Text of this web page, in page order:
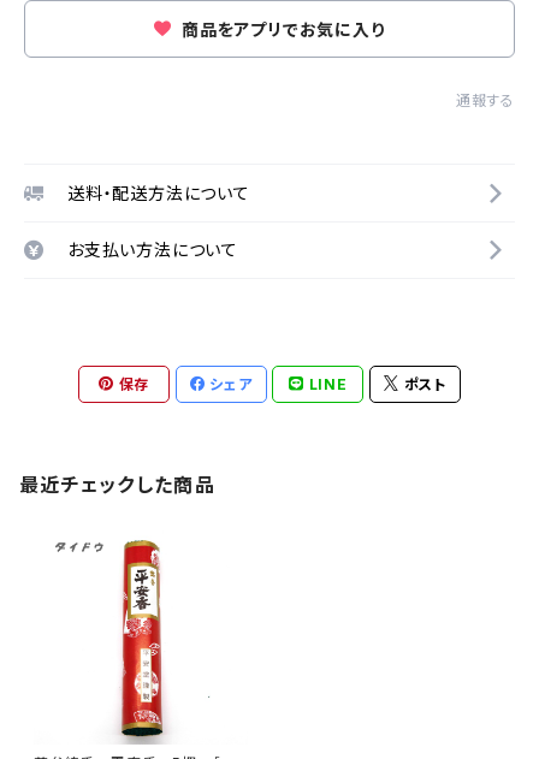
商品をアプリでお気に入り
通報する
送料・配送方法について
お支払い方法について
保存 シェア LINE ポスト
最近チェックした商品